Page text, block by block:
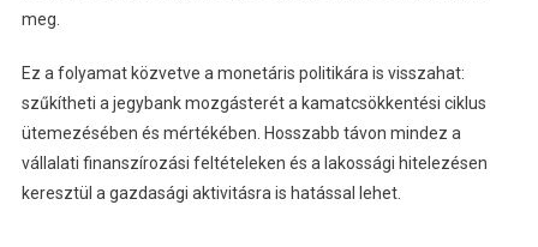
meg.
Ez a folyamat közvetve a monetáris politikára is visszahat:
szűkítheti a jegybank mozgásterét a kamatcsökkentési ciklus
ütemezésében és mértékében. Hosszabb távon mindez a
vállalati finanszírozási feltételeken és a lakossági hitelezésen
keresztül a gazdasági aktivitásra is hatással lehet.